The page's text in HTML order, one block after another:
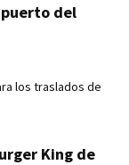
del
los traslados de
King de